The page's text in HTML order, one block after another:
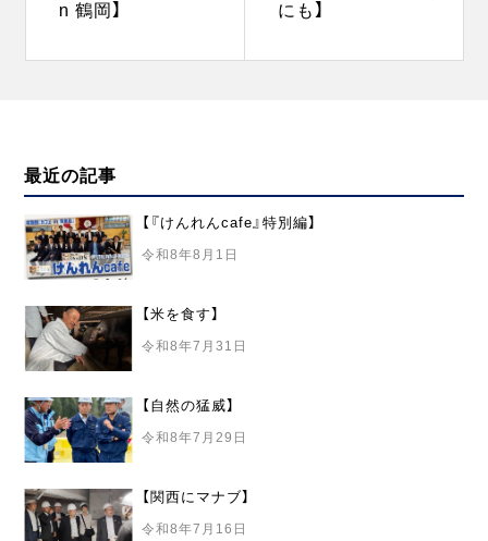
シ
n 鶴岡】
にも】
最近の記事
【『けんれんcafe』特別編】
令和8年8月1日
【米を食す】
令和8年7月31日
【自然の猛威】
令和8年7月29日
【関西にマナブ】
令和8年7月16日